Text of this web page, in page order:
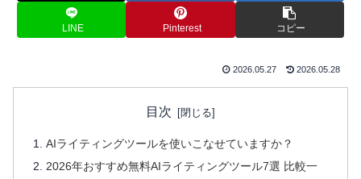
LINE Pinterest コピー
2026.05.27 2026.05.28
目次
AIライティングツールを使いこなせていますか？
2026年おすすめ無料AIライティングツール7選 比較一